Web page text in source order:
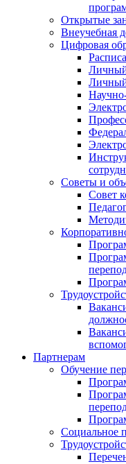
Открытые
Внеучебная
Цифровая
Личный
Личный
Советы и
Совет
Партнерам
Обучение
Социальное